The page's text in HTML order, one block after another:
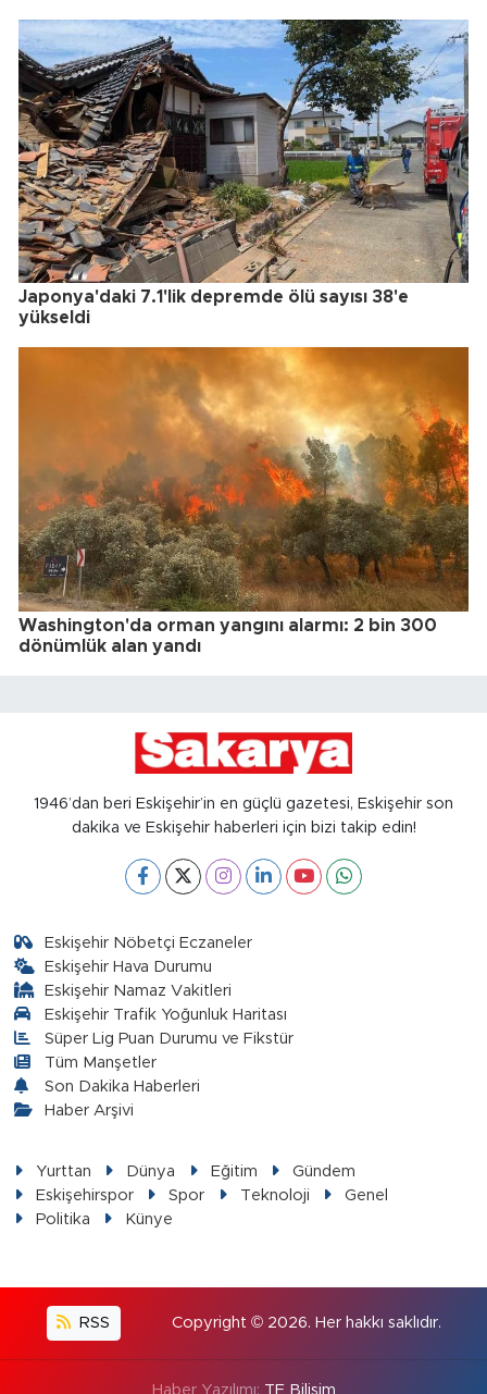
Japonya'daki 7.1'lik depremde ölü sayısı 38'e
yükseldi
Washington'da orman yangını alarmı: 2 bin 300
dönümlük alan yandı
1946’dan beri Eskişehir’in en güçlü gazetesi, Eskişehir son
dakika ve Eskişehir haberleri için bizi takip edin!
Eskişehir Nöbetçi Eczaneler
Eskişehir Hava Durumu
Eskişehir Namaz Vakitleri
Eskişehir Trafik Yoğunluk Haritası
Süper Lig Puan Durumu ve Fikstür
Tüm Manşetler
Son Dakika Haberleri
Haber Arşivi
Yurttan Dünya Eğitim
Gündem
Eskişehirspor
Spor Teknoloji
Genel
Politika
Künye
RSS Copyright © 2026. Her hakkı saklıdır.
Haber Yazılımı: TE Bilişim